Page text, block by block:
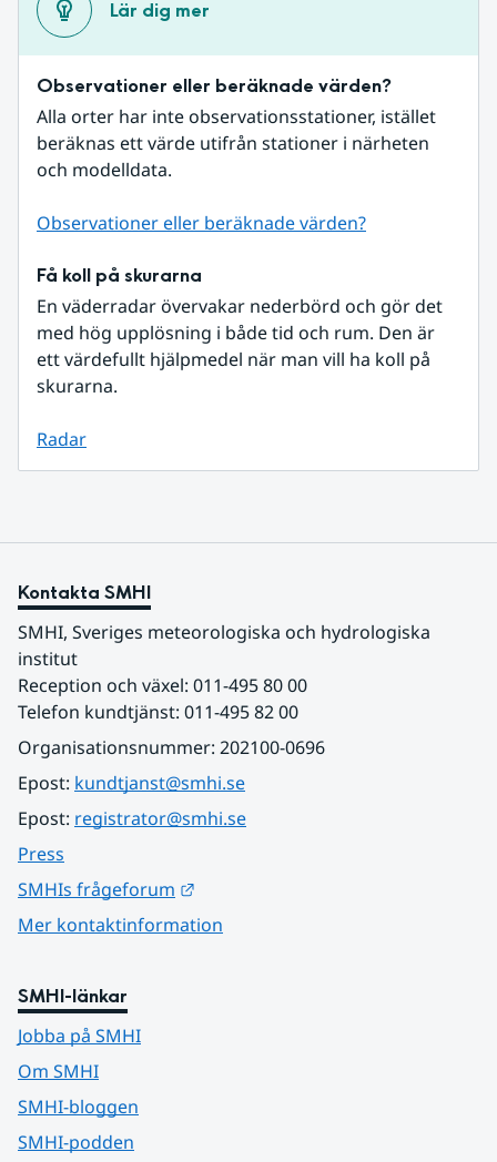
Lär dig mer
Observationer eller beräknade värden?
Alla orter har inte observationsstationer, istället
beräknas ett värde utifrån stationer i närheten
och modelldata.
Observationer eller beräknade värden?
Få koll på skurarna
En väderradar övervakar nederbörd och gör det
med hög upplösning i både tid och rum. Den är
ett värdefullt hjälpmedel när man vill ha koll på
skurarna.
Radar
Kontakta SMHI
SMHI, Sveriges meteorologiska och hydrologiska
institut
Reception och växel: 011-495 80 00
Telefon kundtjänst: 011-495 82 00
Organisationsnummer: 202100-0696
Epost: kundtjanst@smhi.se
Epost: registrator@smhi.se
Press
SMHIs frågeforum
Mer kontaktinformation
SMHI-länkar
Jobba på SMHI
Om SMHI
SMHI-bloggen
SMHI-podden